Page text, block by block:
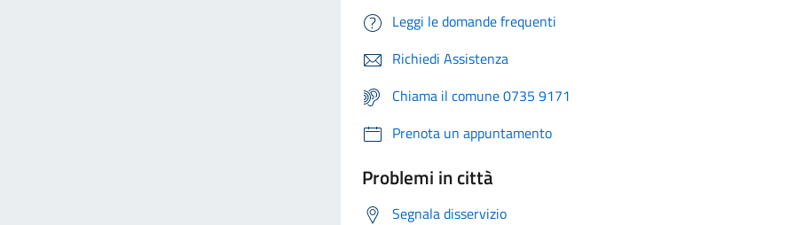
Leggi le domande frequenti
Richiedi Assistenza
Chiama il comune 0735 9171
Prenota un appuntamento
Problemi in città
Segnala disservizio